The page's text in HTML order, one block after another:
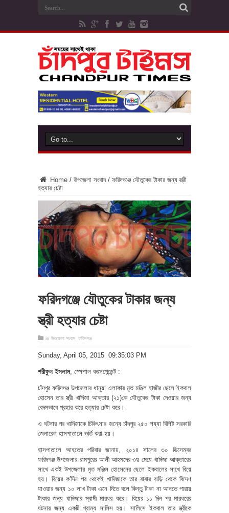
Home / উপজেলা সংবাদ / ফরিদগঞ্জে যৌতুকের টাকার জন্য স্ত্রী
হত্যার চেষ্টা
ফরিদগঞ্জে যৌতুকের টাকার জন্য
স্ত্রী হত্যার চেষ্টা
in উপজেলা সংবাদ ফরিদগঞ্জ
‎Sunday, ‎April ‎05, ‎2015 09:35:03 PM
শরীফুল ইসলাম, স্পেশাল করসপেন্ডেন্ট :
চাঁদপুর ফরিদগঞ্জ উপজেলার ধানুয়া এলাকার মৃত মঞ্জিল হাজীর ছেলে ইকবাল
হোসেন তার স্ত্রী খাদিজা আক্তার (২১)কে যৌতুকের টাকা দেওয়ার জন্য
বেদমভাবে প্রহার করে হত্যার চেষ্টা করে।
এ ঘটনার পর খাদিজাকে চিকিৎসার জন্যে চাঁদপুর ২৫০ শয্যা বিশিষ্ট সরকারি
জেনারেল হাসপাতালে ভর্তি করা হয়।
হাসপাতালে আহতের পরিবার জানায়, ২০১৪ সালের ৩০ ডিসেম্বর
ফরিদগঞ্জ উপজেলার রামপুরের আলী আহমদের ৩য় মেয়ে খাদিজা আক্তারের
সাথে একই উপজেলার মৃত মঞ্জিল হোসেনের ছেলে ইকবালের সাথে বিয়ে
হয়। বিয়ের ক’দিন পর থেকেই খাদিজাকে তার বাবার বাড়ি থেকে বিদেশ
যাওয়ার জন্য ১০ লাখ টাকা এনে দিতে বলে কিন্তু টাকা না আনতে পারায়
টাকার জন্য খাদিজার স্বামী মারধর করে। বিয়ের ১১ দিন পর মারধরের
ঘটনার জন্য একটি গ্রাম্য সালিস হয়। সালিসে ইকবাল তার স্ত্রীকে